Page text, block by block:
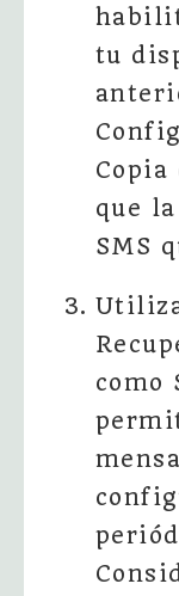
tu
que
SMS
como